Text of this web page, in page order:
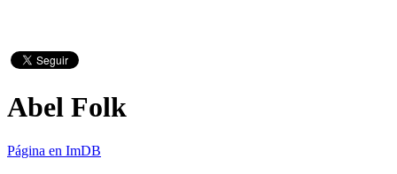
Abel Folk
Página en ImDB